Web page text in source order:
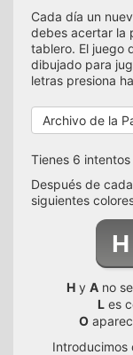
Cada día un
debes acertar la
tablero. El juego
dibujado para
letras presiona
Archivo de la
Tienes 6
Después de
siguientes
H
Hy Ano
Les
O
Introducimos